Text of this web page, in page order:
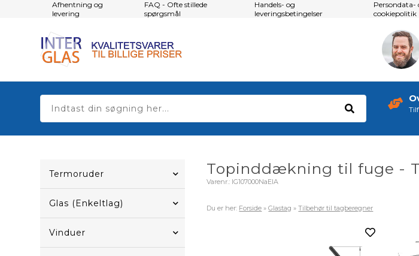
Afhentning og
levering
FAQ - Ofte stillede
spørgsmål
Handels- og
leveringsbetingelser
Persondata-
cookiepolitik
Termoruder
Glas (Enkeltlag)
Vinduer
Topinddækning til fuge -
Varenr.: IG107000NaElA
Du er her: Forside »Glastag »Tilbehør til tagberegner